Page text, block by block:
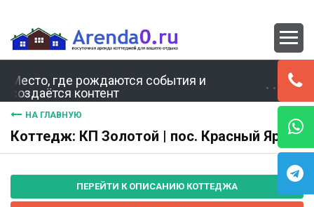
Место, где рождаются события и
создаётся контент
НА ГЛАВНУЮ
Коттедж: КП Золотой | пос. Красный Яр
ПЕРЕЙТИ К ОПИСАНИЮ КОТТЕДЖА